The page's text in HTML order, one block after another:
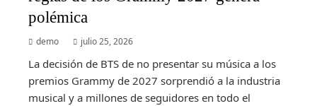
polémica
demo julio 25, 2026
La decisión de BTS de no presentar su música a los
premios Grammy de 2027 sorprendió a la industria
musical y a millones de seguidores en todo el